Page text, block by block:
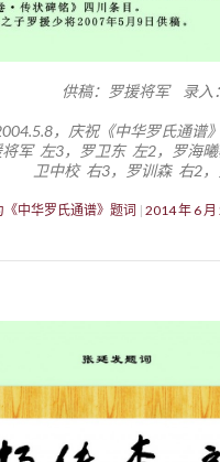
供稿：罗援将军 录
，庆祝《中华罗氏通谱
将军 左3，罗卫东 左2，罗海
卫中校 右3，罗训森 右2
中华罗氏通谱》题词 2014 年 6 月